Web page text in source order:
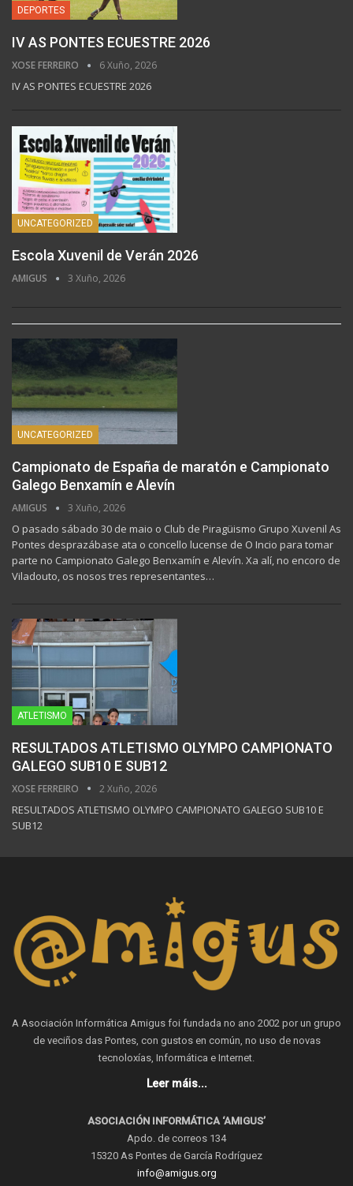
DEPORTES
IV AS PONTES ECUESTRE 2026
XOSE FERREIRO 6 Xuño, 2026
IV AS PONTES ECUESTRE 2026
UNCATEGORIZED
Escola Xuvenil de Verán 2026
AMIGUS 3 Xuño, 2026
UNCATEGORIZED
Campionato de España de maratón e Campionato
Galego Benxamín e Alevín
AMIGUS 3 Xuño, 2026
O pasado sábado 30 de maio o Club de Piragüismo Grupo Xuvenil As
Pontes desprazábase ata o concello lucense de O Incio para tomar
parte no Campionato Galego Benxamín e Alevín. Xa alí, no encoro de
Viladouto, os nosos tres representantes…
ATLETISMO
RESULTADOS ATLETISMO OLYMPO CAMPIONATO
GALEGO SUB10 E SUB12
XOSE FERREIRO 2 Xuño, 2026
RESULTADOS ATLETISMO OLYMPO CAMPIONATO GALEGO SUB10 E
SUB12
A Asociación Informática Amigus foi fundada no ano 2002 por un grupo
de veciños das Pontes, con gustos en común, no uso de novas
tecnoloxías, Informática e Internet.
Leer máis...
ASOCIACIÓN INFORMÁTICA ‘AMIGUS’
Apdo. de correos 134
15320 As Pontes de García Rodríguez
info@amigus.org